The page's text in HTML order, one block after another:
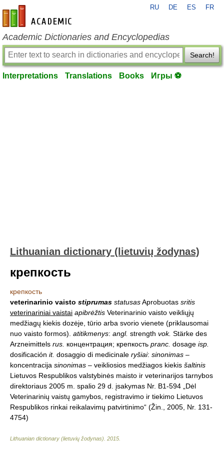
en-academic.com
RU DE ES FR
Academic Dictionaries and Encyclopedias
Search!
Interpretations Translations Books Игры ⚽
Lithuanian dictionary (lietuvių žodynas)
крепкость
крепкость
veterinarinio vaisto stiprumas statusasAprobuotas sritis
veterinariniai vaistai apibrėžtis Veterinarinio vaisto veikliųjų
medžiagų kiekis dozėje, tūrio arba svorio vienete (priklausomai
nuo vaisto formos). atitikmenys: angl. strength vok. Stärke des
Arzneimittels rus. концентрация; крепкость pranc. dosage isp.
dosificación it. dosaggio di medicinale ryšiai: sinonimas –
koncentracija sinonimas – veikliosios medžiagos kiekis šaltinis
Lietuvos Respublikos valstybinės maisto ir veterinarijos tarnybos
direktoriaus 2005 m. spalio 29 d. įsakymas Nr. B1-594 „Dėl
Veterinarinių vaistų gamybos, registravimo ir tiekimo Lietuvos
Respublikos rinkai reikalavimų patvirtinimo“ (Žin., 2005, Nr. 131-
4754)
Lithuanian dictionary (lietuvių žodynas) 2015